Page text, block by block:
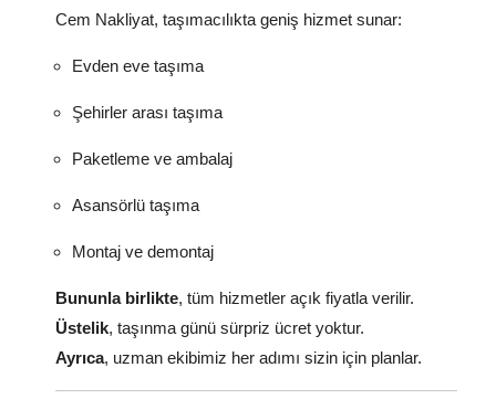
Cem Nakliyat, taşımacılıkta geniş hizmet sunar:
Evden eve taşıma
Şehirler arası taşıma
Paketleme ve ambalaj
Asansörlü taşıma
Montaj ve demontaj
Bununla birlikte, tüm hizmetler açık fiyatla verilir.
Üstelik, taşınma günü sürpriz ücret yoktur.
Ayrıca, uzman ekibimiz her adımı sizin için planlar.